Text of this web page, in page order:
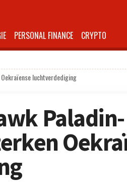
PERSONAL FINANCE CRYPTO
luchtverdediging
Paladin-